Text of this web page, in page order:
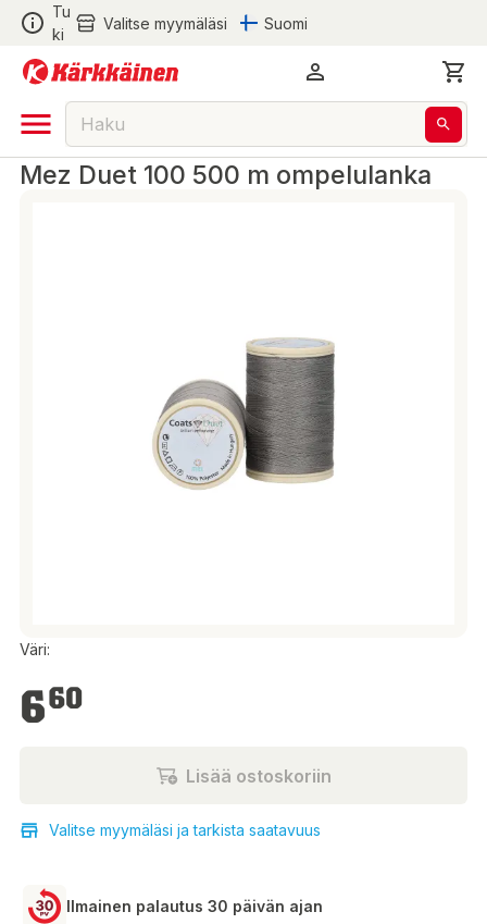
Tu
ki
Valitse myymäläsi Suomi
Mez Duet 100 500 m ompelulanka
Väri:
6,60 €
660
Lisää ostoskoriin
Valitse myymäläsi ja tarkista saatavuus
Ilmainen palautus 30 päivän ajan